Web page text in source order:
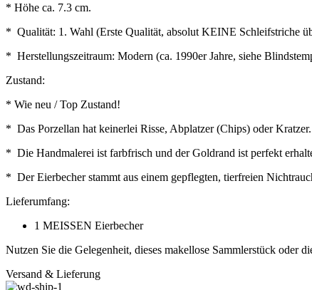
* Höhe ca. 7.3 cm.
* Qualität: 1. Wahl (Erste Qualität, absolut KEINE Schleifstriche
* Herstellungszeitraum: Modern (ca. 1990er Jahre, siehe
Zustand:
* Wie neu / Top Zustand!
* Das Porzellan hat keinerlei Risse, Abplatzer (Chips) oder Kratzer.
* Die Handmalerei ist farbfrisch und der Goldrand ist perfekt
* Der Eierbecher stammt aus einem gepflegten, tierfreien
Lieferumfang:
1 MEISSEN Eierbecher
Nutzen Sie die Gelegenheit, dieses makellose Sammlerstück oder
Versand & Lieferung